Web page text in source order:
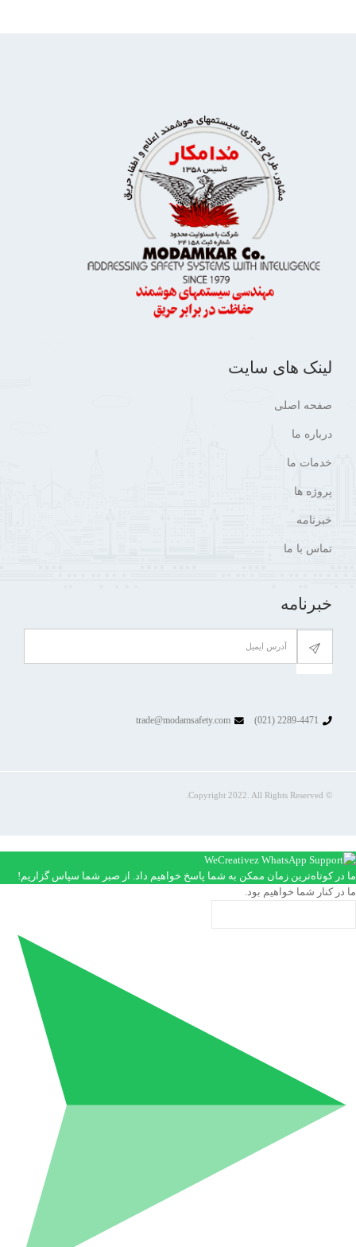
لینک های سایت
صفحه اصلی
درباره ما
خدمات ما
پروژه ها
خبرنامه
تماس با ما
خبرنامه
trade@modamsafety.com
© Copyright 2022. All Rights Reserved.
ما در کوتاه‌ترین زمان ممکن به شما پاسخ خواهیم داد. از صبر شما سپاس گزاریم!
ما در کنار شما خواهیم بود.